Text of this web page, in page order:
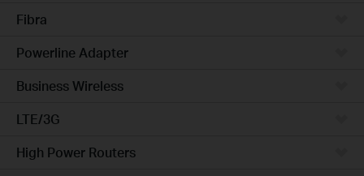
Fibra
Powerline Adapter
Business Wireless
LTE/3G
High Power Routers